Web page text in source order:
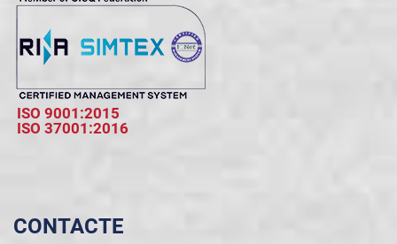
ISO 9001:2015
ISO 37001:2016
CONTACTE